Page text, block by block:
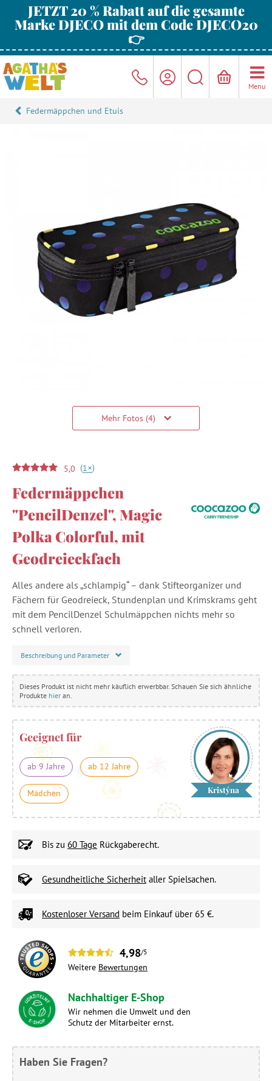
JETZT 20 % Rabatt auf die gesamte
Marke DJECO mit dem Code DJECO20
👉
Menu
Federmäppchen und Etuis
Mehr Fotos (4)
5,0 (1+)
Federmäppchen
"PencilDenzel", Magic
Polka Colorful, mit
Geodreieckfach
Alles andere als „schlampig“ – dank Stifteorganizer und
Fächern für Geodreieck, Stundenplan und Krimskrams geht
mit dem PencilDenzel Schulmäppchen nichts mehr so
schnell verloren.
Beschreibung und Parameter
Dieses Produkt ist nicht mehr käuflich erwerbbar. Schauen Sie sich ähnliche
Produkte hier an.
Geeignet für
ab 9 Jahre ab 12 Jahre
Mädchen Kristýna
Bis zu 60 Tage Rückgaberecht.
Gesundheitliche Sicherheit aller Spielsachen.
Kostenloser Versand beim Einkauf über 65 €.
4,98/5
Weitere Bewertungen
Nachhaltiger E-Shop
Wir nehmen die Umwelt und den
Schutz der Mitarbeiter ernst.
Haben Sie Fragen?